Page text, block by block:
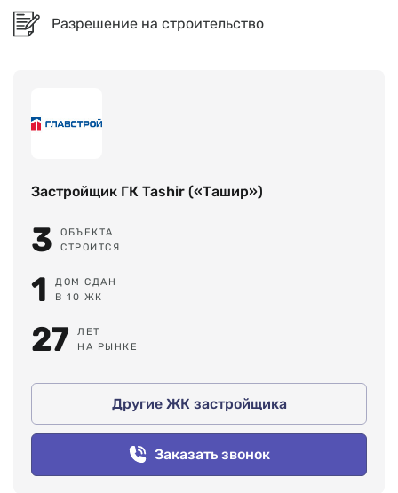
Разрешение на строительство
Застройщик ГК Tashir («Ташир»)
3
ОБЪЕКТА
СТРОИТСЯ
1
ДОМ СДАН
В 10 ЖК
27
ЛЕТ
НА РЫНКЕ
Другие ЖК застройщика
Заказать звонок